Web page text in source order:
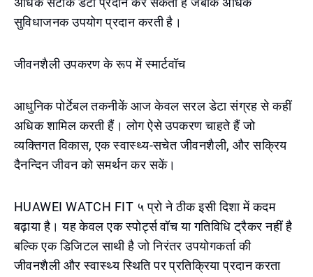
सुविधाजनक उपयोग प्रदान करती है।
जीवनशैली उपकरण के रूप में स्मार्टवॉच
आधुनिक पोर्टेबल तकनीकें आज केवल सरल डेटा संग्रह से कहीं
अधिक शामिल करती हैं। लोग ऐसे उपकरण चाहते हैं जो
व्यक्तिगत विकास, एक स्वास्थ्य-सचेत जीवनशैली, और सक्रिय
दैनन्दिन जीवन को समर्थन कर सकें।
HUAWEI WATCH FIT ५ प्रो ने ठीक इसी दिशा में कदम
बढ़ाया है। यह केवल एक स्पोर्ट्स वॉच या गतिविधि ट्रैकर नहीं है
बल्कि एक डिजिटल साथी है जो निरंतर उपयोगकर्ता की
जीवनशैली और स्वास्थ्य स्थिति पर प्रतिक्रिया प्रदान करता